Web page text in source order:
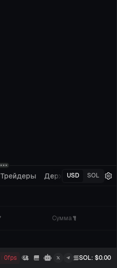
Трейдеры Держатели(0)
USD SOL
Сумма
0fps SOL: $0.00